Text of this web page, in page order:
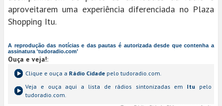
aproveitarem uma experiência diferenciada no Plaza
Shopping Itu.
A reprodução das notícias e das pautas é autorizada desde que contenha a
assinatura 'tudoradio.com'
Ouça e veja!:
Clique e ouça a Rádio Cidade pelo tudoradio.com.
Veja e ouça aqui a lista de rádios sintonizadas em Itu pelo
tudoradio.com.